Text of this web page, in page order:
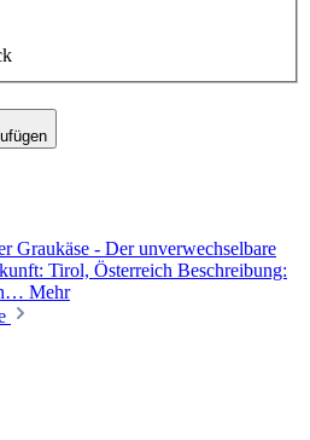
Graukäse - Der unverwechselbare
Tirol, Österreich Beschreibung:
Mehr